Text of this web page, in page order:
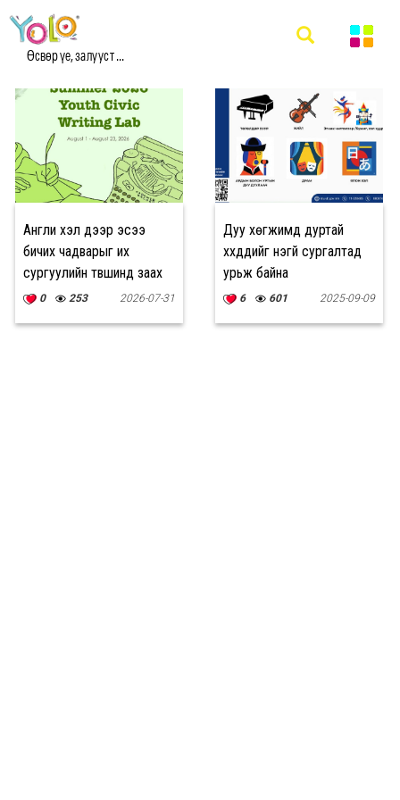
Өсвөр үе, залууст ...
#ҮНЭГҮЙ СУРГАЛТ МЭДЭЭ
Англи хэл дээр эсээ
бичих чадварыг их
сургуулийн түвшинд заах
сургалт эхэллээ
0 253 2026-07-31
Дуу хөгжимд дуртай
хүүхдүүдийг үнэгүй сургалтад
урьж байна
6 601 2025-09-09